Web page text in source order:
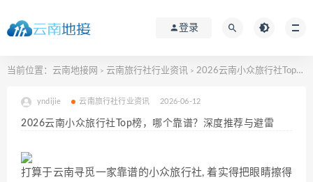
登录
当前位置： 云南地接网 > 云南旅行社行业资讯 > 2026云南小众旅行社Top榜，哪个靠谱？深度推荐与避雷
yndijie 云南旅行社行业资讯 2026-06-12
2026云南小众旅行社Top榜，哪个靠谱？深度推荐与避雷
打算于云南寻觅一家靠谱的小众旅行社, 着实得把眼睛擦得